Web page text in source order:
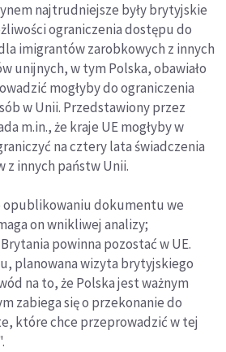
najtrudniejsze były brytyjskie
ograniczenia dostępu do
imigrantów zarobkowych z innych
unijnych, w tym Polska, obawiało
mogłyby do ograniczenia
w Unii. Przedstawiony przez
m.in., że kraje UE mogłyby w
na cztery lata świadczenia
z innych państw Unii.
opublikowaniu dokumentu we
on wnikliwej analizy;
powinna pozostać w UE.
planowana wizyta brytyjskiego
na to, że Polska jest ważnym
zabiega się o przekonanie do
które chce przeprowadzić w tej